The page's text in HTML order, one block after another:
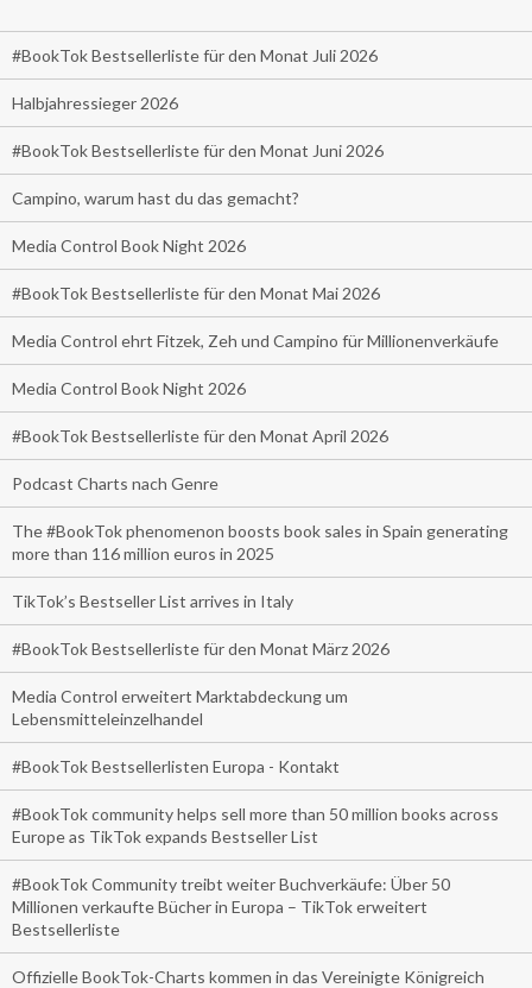
#BookTok Bestsellerliste für den Monat Juli 2026
Halbjahressieger 2026
#BookTok Bestsellerliste für den Monat Juni 2026
Campino, warum hast du das gemacht?
Media Control Book Night 2026
#BookTok Bestsellerliste für den Monat Mai 2026
Media Control ehrt Fitzek, Zeh und Campino für Millionenverkäufe
Media Control Book Night 2026
#BookTok Bestsellerliste für den Monat April 2026
Podcast Charts nach Genre
The #BookTok phenomenon boosts book sales in Spain generating
more than 116 million euros in 2025
TikTok’s Bestseller List arrives in Italy
#BookTok Bestsellerliste für den Monat März 2026
Media Control erweitert Marktabdeckung um
Lebensmitteleinzelhandel
#BookTok Bestsellerlisten Europa - Kontakt
#BookTok community helps sell more than 50 million books across
Europe as TikTok expands Bestseller List
#BookTok Community treibt weiter Buchverkäufe: Über 50
Millionen verkaufte Bücher in Europa – TikTok erweitert
Bestsellerliste
Offizielle BookTok-Charts kommen in das Vereinigte Königreich